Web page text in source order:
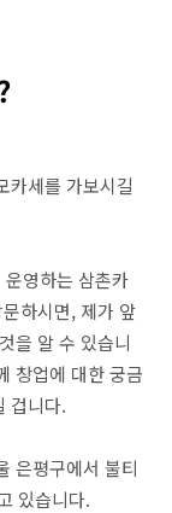
카세를 가보시길
영하는 삼촌카
하시면, 제가 앞
을 알 수 있습니
창업에 대한 궁금
겁니다.
은평구에서 불티
있습니다.